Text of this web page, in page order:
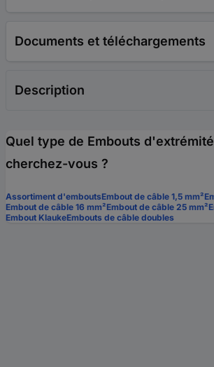
Documents et téléchargements
Description
Quel type de Embouts
cherchez-vous ?
Assortiment d'emboutsEmbout de câble 1,5 mm²
Embout de câble 16 mm²Embout de câble 25 mm²
Embout KlaukeEmbouts de câble doubles